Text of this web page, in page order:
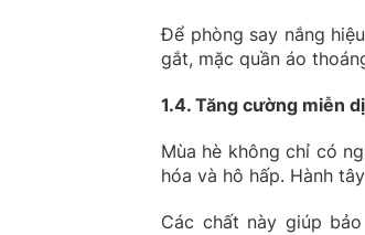
Để phòng say nắng
gắt, mặc quần áo
1.4. Tăng cường miễn
Mùa hè không chỉ có
hóa và hô hấp. Hành
Các chất này giúp